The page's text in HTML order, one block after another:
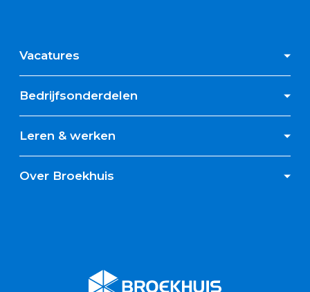
Vacatures
Bedrijfsonderdelen
Leren & werken
Over Broekhuis
Broekhuis